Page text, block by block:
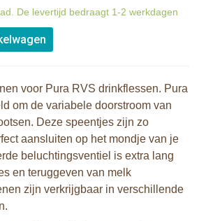
De levertijd bedraagt 1-2 werkdagen
voor Pura RVS drinkflessen. Pura
om de variabele doorstroom van
Deze speentjes zijn zo
aansluiten op het mondje van je
beluchtingsventiel is extra lang
en teruggeven van melk
zijn verkrijgbaar in verschillende